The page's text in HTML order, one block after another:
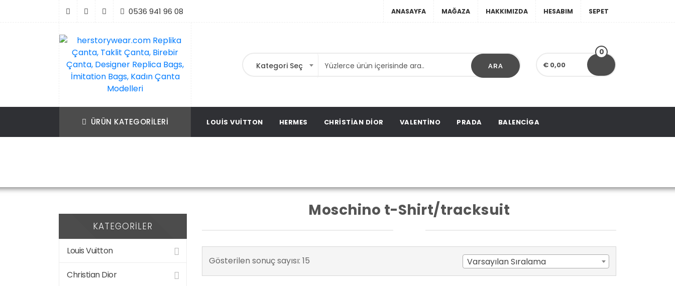
0536 941 96 08 ANASAYFA MAĞAZA HAKKIMIZDA HESABIM SEPET
İmitation Bags, Kadın Çanta Modelleri
Kategori Seç ARA € 0,00
0
ÜRÜN KATEGORILERI LOUIS VUITTON HERMES CHRISTIAN DIOR VALENTINO PRADA BALENCIGA
KATEGORILER
Louis Vuitton
Christian Dior
Moschino t-Shirt/tracksuit
Gösterilen sonuç sayısı: 15 Varsayılan Sıralama